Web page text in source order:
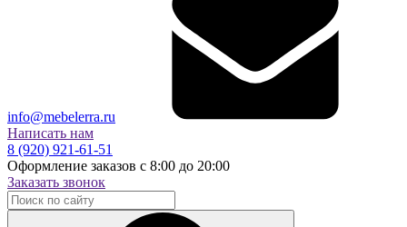
info@mebelerra.ru
Написать нам
8 (920) 921-61-51
Оформление заказов с 8:00 до 20:00
Заказать звонок